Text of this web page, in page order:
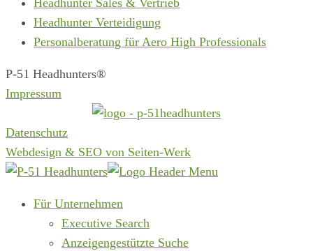
Headhunter Sales & Vertrieb
Headhunter Verteidigung
Personalberatung für Aero High Professionals
P-51 Headhunters®
Impressum
Datenschutz
Webdesign & SEO von Seiten-Werk
Für Unternehmen
Executive Search
Anzeigengestützte Suche